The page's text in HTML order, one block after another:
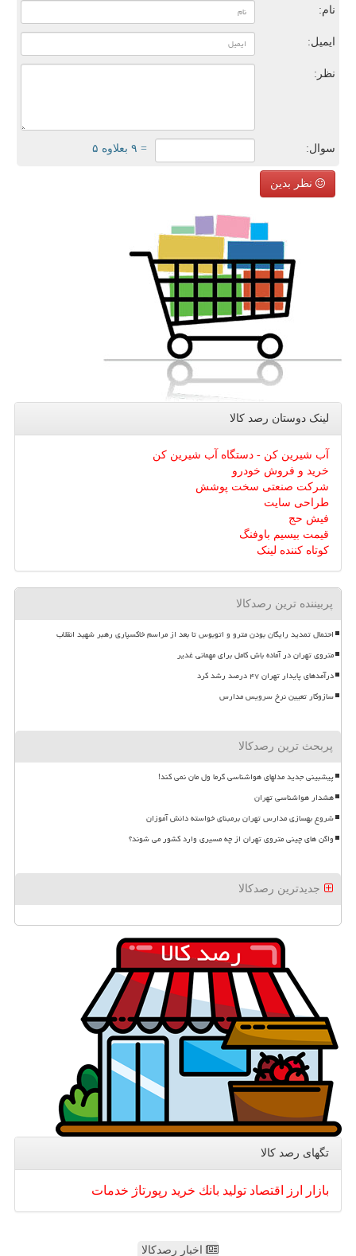
نام:
ایمیل:
نظر:
سوال: = ۹ بعلاوه ۵
نظر بدین
لینک دوستان رصد كالا
آب شیرین کن - دستگاه آب شیرین کن
خرید و فروش خودرو
شرکت صنعتی سخت پوشش
طراحی سایت
فیش حج
قیمت بیسیم باوفنگ
کوتاه کننده لینک
پربیننده ترین رصدکالا
احتمال تمدید رایگان بودن مترو و اتوبوس تا بعد از مراسم خاکسپاری رهبر شهید انقلاب
متروی تهران در آماده باش کامل برای مهمانی غدیر
درآمدهای پایدار تهران ۴۷ درصد رشد کرد
سازوکار تعیین نرخ سرویس مدارس
پربحث ترین رصدکالا
پیشبینی جدید مدلهای هواشناسی گرما ول مان نمی کند!
هشدار هواشناسی تهران
شروع بهسازی مدارس تهران برمبنای خواسته دانش آموزان
واگن های چینی متروی تهران از چه مسیری وارد کشور می شوند؟
جدیدترین رصدکالا
تگهای رصد كالا
بازار ارز اقتصاد تولید بانك خرید رپورتاژ خدمات
اخبار رصدکالا